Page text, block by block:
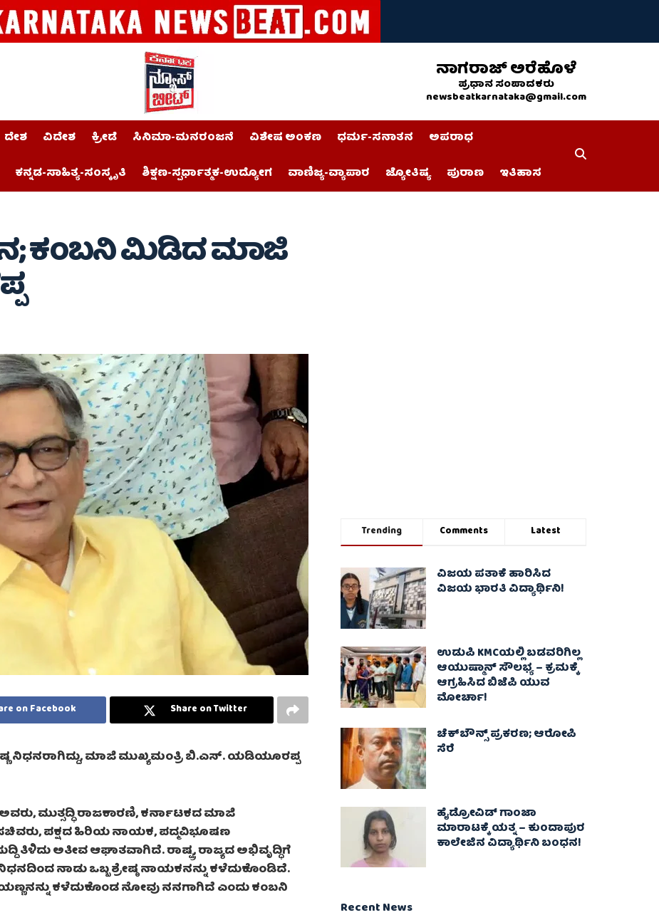
ನಾಗರಾಜ್ ಅರೆಹೊಳೆ
ಪ್ರಧಾನ ಸಂಪಾದಕರು
newsbeatkarnataka@gmail.com
ದೇಶ ವಿದೇಶ ಕ್ರೀಡೆ ಸಿನಿಮಾ-ಮನರಂಜನೆ ವಿಶೇಷ ಅಂಕಣ ಧರ್ಮ-ಸನಾತನ
ಅಪರಾಧ
ಕನ್ನಡ-ಸಾಹಿತ್ಯ-ಸಂಸ್ಕೃತಿ ಶಿಕ್ಷಣ-ಸ್ಪರ್ಧಾತ್ಮಕ-ಉದ್ಯೋಗ ವಾಣಿಜ್ಯ-ವ್ಯಾಪಾರ ಜ್ಯೋತಿಷ್ಯ ಪುರಾಣ ಇತಿಹಾಸ
ಕಂಬನಿ ಮಿಡಿದ ಮಾಜಿ
on Facebook Share on Twitter
ನಿಧನರಾಗಿದ್ದು, ಮಾಜಿ ಮುಖ್ಯಮಂತ್ರಿ ಬಿ.ಎಸ್. ಯಡಿಯೂರಪ್ಪ
ಮುತ್ಸದ್ಧಿ ರಾಜಕಾರಣಿ, ಕರ್ನಾಟಕದ ಮಾಜಿ
ಪಕ್ಷದ ಹಿರಿಯ ನಾಯಕ, ಪದ್ಮವಿಭೂಷಣ
ತಿಳಿದು ಅತೀವ ಆಘಾತವಾಗಿದೆ. ರಾಷ್ಟ್ರ, ರಾಜ್ಯದ ಅಭಿವೃದ್ಧಿಗೆ
ನಾಡು ಒಬ್ಬ ಶ್ರೇಷ್ಠ ನಾಯಕನನ್ನು ಕಳೆದುಕೊಂಡಿದೆ.
ಕಳೆದುಕೊಂಡ ನೋವು ನನಗಾಗಿದೆ ಎಂದು ಕಂಬನಿ
Trending Comments Latest
ವಿಜಯ ಪತಾಕೆ ಹಾರಿಸಿದ
ವಿಜಯ ಭಾರತಿ ವಿದ್ಯಾರ್ಥಿನಿ!
ಉಡುಪಿ KMCಯಲ್ಲಿ ಬಡವರಿಗಿಲ್ಲ
ಆಯುಷ್ಮಾನ್ ಸೌಲಭ್ಯ – ಕ್ರಮಕ್ಕೆ
ಆಗ್ರಹಿಸಿದ ಬಿಜೆಪಿ ಯುವ
ಮೋರ್ಚಾ!
ಚೆಕ್​ಬೌನ್ಸ್​ ಪ್ರಕರಣ; ಆರೋಪಿ
ಸೆರೆ
ಹೈಡ್ರೋವಿಡ್ ಗಾಂಜಾ
ಮಾರಾಟಕ್ಕೆ ಯತ್ನ – ಕುಂದಾಪುರ
ಕಾಲೇಜಿನ ವಿದ್ಯಾರ್ಥಿನಿ ಬಂಧನ!
Recent News